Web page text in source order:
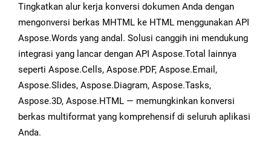
Tingkatkan alur kerja konversi dokumen Anda dengan
mengonversi berkas MHTML ke HTML menggunakan API
Aspose.Words yang andal. Solusi canggih ini mendukung
integrasi yang lancar dengan API Aspose.Total lainnya
seperti Aspose.Cells, Aspose.PDF, Aspose.Email,
Aspose.Slides, Aspose.Diagram, Aspose.Tasks,
Aspose.3D, Aspose.HTML — memungkinkan konversi
berkas multiformat yang komprehensif di seluruh aplikasi
Anda.